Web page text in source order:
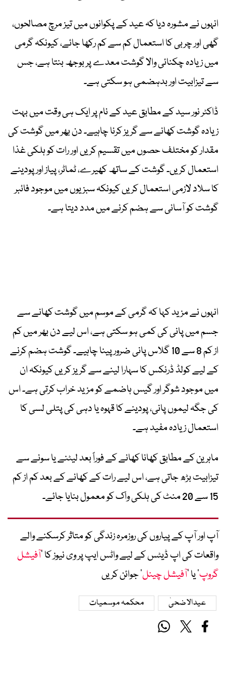
انہوں نے مشورہ دیا کہ عید کے پکوانوں میں تیز مرچ مصالحوں،
گھی اور چربی کا استعمال کم سے کم رکھا جائے، کیونکہ گرمی
میں زیادہ چکنائی والا گوشت معدے پر بوجھ بنتا ہے، جس
سے تیزابیت اور بدہضمی ہو سکتی ہے۔
ڈاکٹر نور سید کے مطابق عید کے نام پر ایک ہی وقت میں بہت
زیادہ گوشت کھانے سے گریز کرنا چاہیے۔ دن بھر میں گوشت کی
مقدار کو مختلف حصوں میں تقسیم کریں اور رات کو ہلکی غذا
استعمال کریں۔ گوشت کے ساتھ کھیرے، ٹماٹر، پیاز اور پودینے
کا سلاد لازمی استعمال کریں کیونکہ سبزیوں میں موجود فائبر
گوشت کو آسانی سے ہضم کرنے میں مدد دیتا ہے۔
انہوں نے مزید کہا کہ گرمی کے موسم میں گوشت کھانے سے
جسم میں پانی کی کمی ہو سکتی ہے، اس لیے دن بھر میں کم
از کم 8 سے 10 گلاس پانی ضرور پینا چاہیے۔ گوشت ہضم کرنے
کے لیے کولڈ ڈرنکس کا سہارا لینے سے گریز کریں کیونکہ ان
میں موجود شوگر اور گیس ہاضمے کو مزید خراب کرتی ہے۔ اس
کی جگہ لیموں پانی، پودینے کا قہوہ یا دہی کی پتلی لسی کا
استعمال زیادہ مفید ہے۔
ماہرین کے مطابق کھانا کھانے کے فوراً بعد لیٹنے یا سونے سے
تیزابیت بڑھ جاتی ہے، اس لیے رات کے کھانے کے بعد کم از کم
15 سے 20 منٹ کی ہلکی واک کو معمول بنایا جائے۔
آپ اور آپ کے پیاروں کی روزمرہ زندگی کو متاثر کرسکنے والے
واقعات کی اپ ڈیٹس کے لیے واٹس ایپ پر وی نیوز کا ’آفیشل
گروپ‘ یا ’آفیشل چینل‘ جوائن کریں
عیدالاضحیٰ محکمہ موسمیات